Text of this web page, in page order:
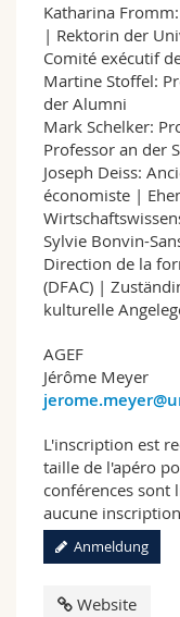
Katharina
| Rektorin der
Comité exécutif
Martine Stoffel:
der Alumni
Mark Schelker:
Professor an der
Joseph Deiss:
économiste |
Sylvie Bonvin-
Direction de la
(DFAC) |
kulturelle
AGEF
Jérôme Meyer
L'inscription est
taille de l'apéro
conférences sont
aucune
Anmeldung
Website